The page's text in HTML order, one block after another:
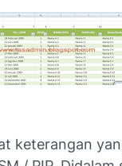
keterangan